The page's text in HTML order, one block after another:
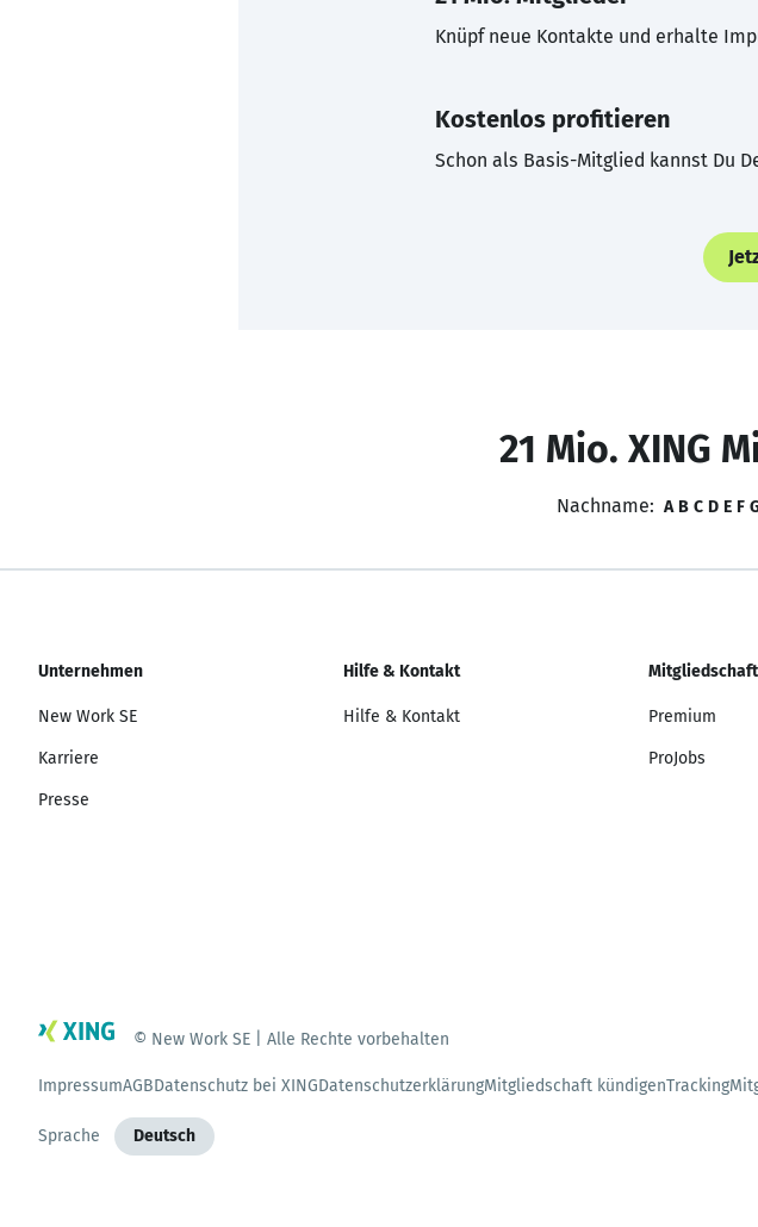
Knüpf neue Kontakte und erhalte
Kostenlos profitieren
Schon als Basis-Mitglied kannst Du
21 Mio. XING
Nachname: A B C D E F
Unternehmen
New Work SE
Karriere
Presse
Hilfe & Kontakt
Hilfe & Kontakt Premium
ProJobs
© New Work SE | Alle Rechte vorbehalten
ImpressumAGBDatenschutz bei XINGDatenschutzerklärungMitgliedschaft kündigenTracking
Sprache Deutsch